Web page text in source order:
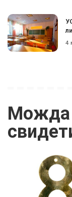
4
Можда